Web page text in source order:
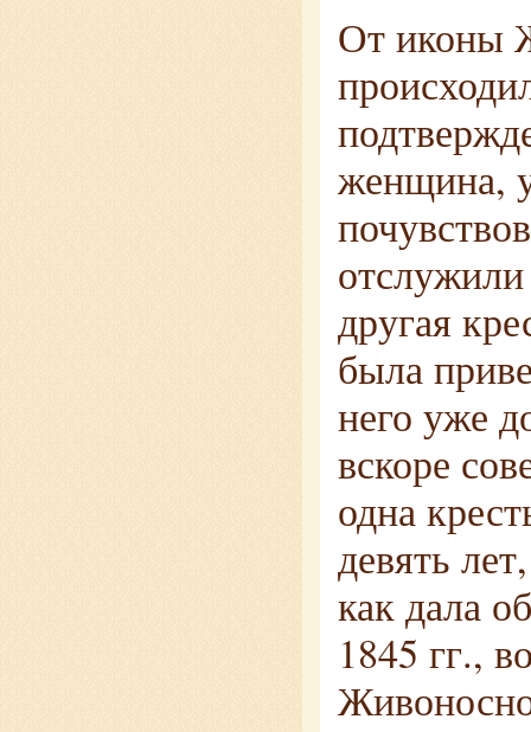
От иконы
женщина,
другая
была
него уже
вскоре
одна
девять
как дала
1845 гг.,